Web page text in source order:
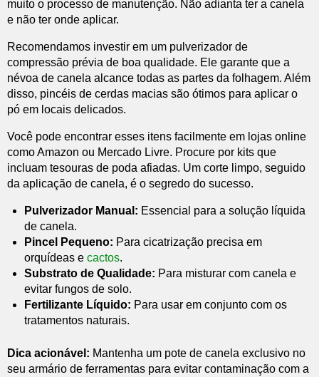
muito o processo de manutenção. Não adianta ter a canela
e não ter onde aplicar.
Recomendamos investir em um pulverizador de
compressão prévia de boa qualidade. Ele garante que a
névoa de canela alcance todas as partes da folhagem. Além
disso, pincéis de cerdas macias são ótimos para aplicar o
pó em locais delicados.
Você pode encontrar esses itens facilmente em lojas online
como Amazon ou Mercado Livre. Procure por kits que
incluam tesouras de poda afiadas. Um corte limpo, seguido
da aplicação de canela, é o segredo do sucesso.
Pulverizador Manual: Essencial para a solução líquida
de canela.
Pincel Pequeno: Para cicatrização precisa em
orquídeas e cactos.
Substrato de Qualidade: Para misturar com canela e
evitar fungos de solo.
Fertilizante Líquido: Para usar em conjunto com os
tratamentos naturais.
Dica acionável: Mantenha um pote de canela exclusivo no
seu armário de ferramentas para evitar contaminação com a